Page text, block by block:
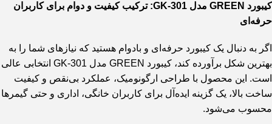
کیبورد GREEN مدل GK-301: ترکیب کیفیت و دوام برای کاربران
حرفه‌ای
اگر به دنبال یک کیبورد حرفه‌ای و بادوام هستید که نیازهای شما را به
بهترین شکل برآورده کند، کیبورد GREEN مدل GK-301 انتخابی عالی
است. این محصول با طراحی ارگونومیک، عملکرد بی‌نقص و کیفیت
ساخت بالا، یک گزینه ایده‌آل برای کاربران خانگی، اداری و حتی گیمرها
محسوب می‌شود.